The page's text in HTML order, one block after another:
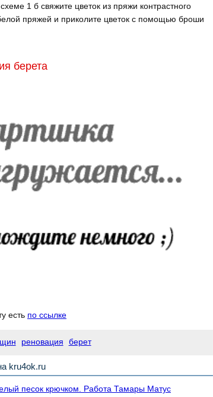
1 б свяжите цветок из пряжи контрастного
пряжей и приколите цветок с помощью броши
берета
есть по ссылке
реновация берет
kru4ok.ru
песок крючком. Работа Тамары Матус